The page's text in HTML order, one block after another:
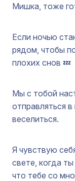
Мишка, тоже
Если ночью
рядом, чтобы
плохих снов 💤
Мы с тобой
отправляться
веселиться.
Я чувствую
свете, когда
что тебе со